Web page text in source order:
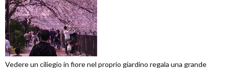
Vedere un ciliegio in fiore nel proprio giardino regala una grande